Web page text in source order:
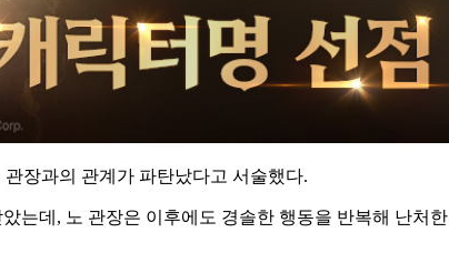
장과의 관계가 파탄났다고 서술했다.
는데, 노 관장은 이후에도 경솔한 행동을 반복해 난처